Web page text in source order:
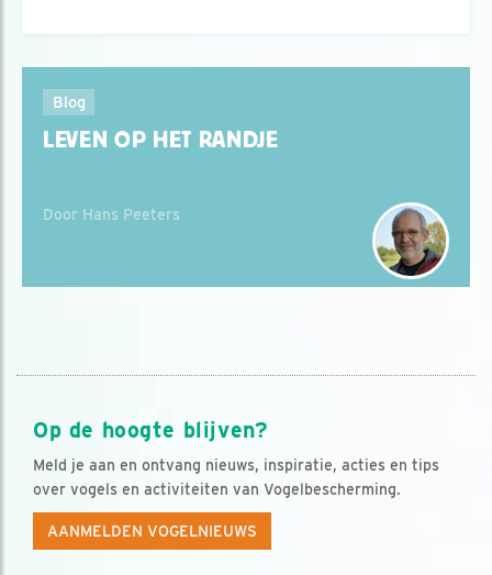
Blog
LEVEN OP HET RANDJE
Door Hans Peeters
Op de hoogte blijven?
Meld je aan en ontvang nieuws, inspiratie, acties en tips
over vogels en activiteiten van Vogelbescherming.
AANMELDEN VOGELNIEUWS